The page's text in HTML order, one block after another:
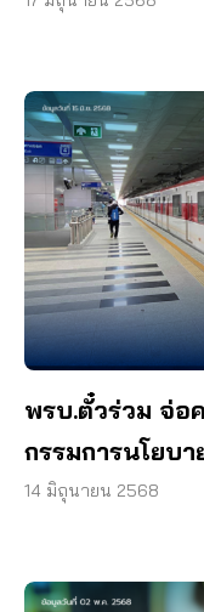
พรบ.ตั๋วร่วม จ่อ
กรรมการนโยบา
14 มิถุนายน 2568